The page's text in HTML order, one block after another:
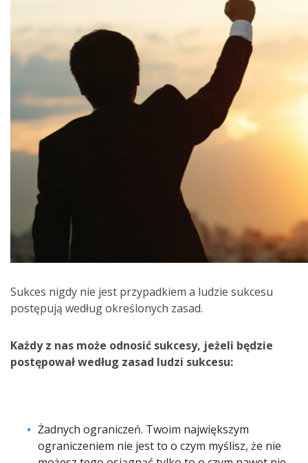
Sukces nigdy nie jest przypadkiem a ludzie sukcesu
postępują według określonych zasad.
Każdy z nas może odnosić sukcesy, jeżeli będzie
postępował według zasad ludzi sukcesu:
Żadnych ograniczeń. Twoim największym
ograniczeniem nie jest to o czym myślisz, że nie